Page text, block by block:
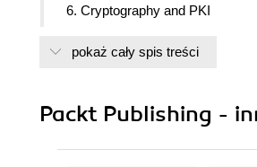
6. Cryptography and PKI
8. Practice Exam 2
pokaż cały spis treści
Packt Publishing -